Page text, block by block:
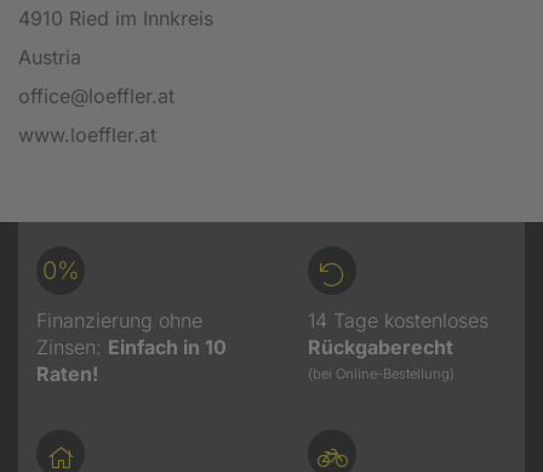
4910 Ried im Innkreis
Austria
office@loeffler.at
www.loeffler.at
0%
Finanzierung ohne
Zinsen: Einfach in 10
Raten!
14 Tage kostenloses
Rückgaberecht
(bei Online-Bestellung)